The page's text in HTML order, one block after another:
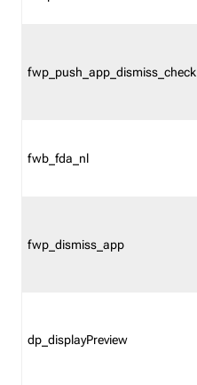
fwp_push_app_dismiss_check
fwb_fda_nl
fwp_dismiss_app
dp_displayPreview